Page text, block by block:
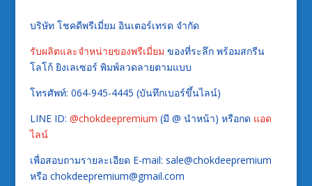
บริษัท โชคดีพรีเมี่ยม อินเตอร์เทรด จำกัด
รับผลิตและจำหน่ายของพรีเมี่ยม ของที่ระลึก พร้อมสกรีน
โลโก้ ยิงเลเซอร์ พิมพ์ลวดลายตามแบบ
โทรศัพท์: 064-945-4445 (บันทึกเบอร์ขึ้นไลน์)
LINE ID: @chokdeepremium (มี @ นำหน้า) หรือกด แอด
ไลน์
เพื่อสอบถามรายละเอียด E-mail: sale@chokdeepremium
หรือ chokdeepremium@gmail.com